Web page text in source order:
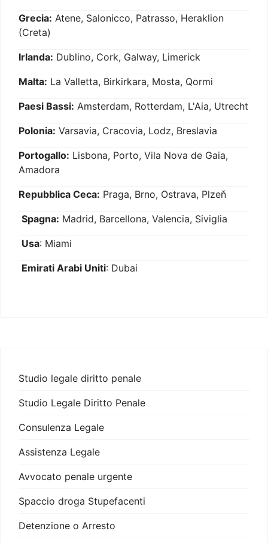
Grecia: Atene, Salonicco, Patrasso, Heraklion
(Creta)
Irlanda: Dublino, Cork, Galway, Limerick
Malta: La Valletta, Birkirkara, Mosta, Qormi
Paesi Bassi: Amsterdam, Rotterdam, L'Aia, Utrecht
Polonia: Varsavia, Cracovia, Lodz, Breslavia
Portogallo: Lisbona, Porto, Vila Nova de Gaia,
Amadora
Repubblica Ceca: Praga, Brno, Ostrava, Plzeň
Spagna: Madrid, Barcellona, Valencia, Siviglia
Usa: Miami
Emirati Arabi Uniti: Dubai
Studio legale diritto penale
Studio Legale Diritto Penale
Consulenza Legale
Assistenza Legale
Avvocato penale urgente
Spaccio droga Stupefacenti
Detenzione o Arresto